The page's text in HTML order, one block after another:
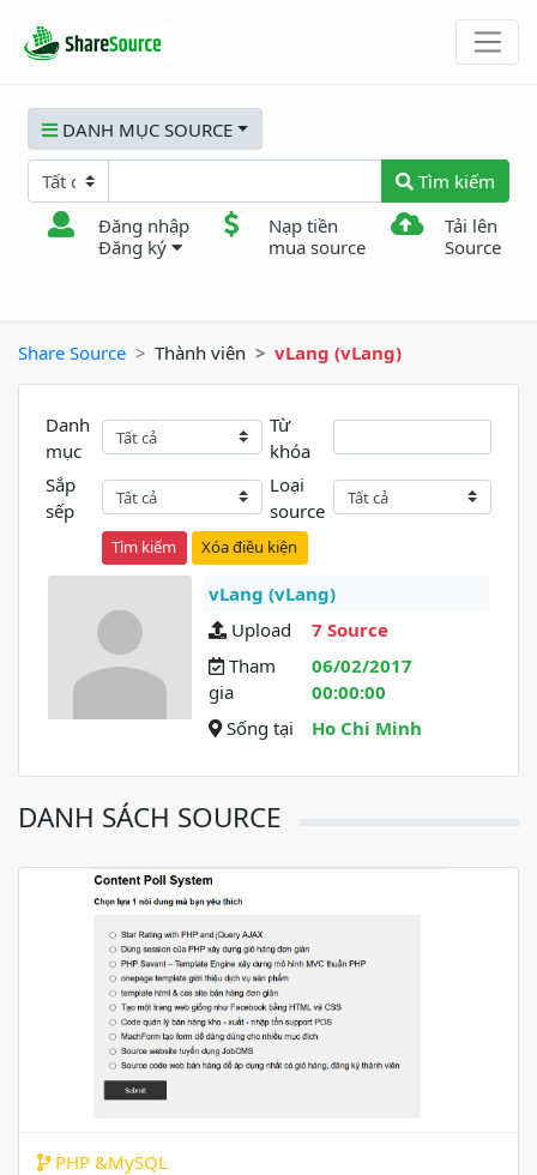
DANH MỤC SOURCE
Tìm kiếm
Đăng nhập
Đăng ký
Nạp tiền
mua source
Tải lên
Source
Share Source Thành viên vLang (vLang)
Danh
mục
Từ
khóa
Sắp
sếp
Loại
source
Xóa điều kiện
vLang (vLang)
Upload
7 Source
Tham
gia
06/02/2017
00:00:00
Sống tại
Ho Chi Minh
DANH SÁCH SOURCE
PHP &MySQL